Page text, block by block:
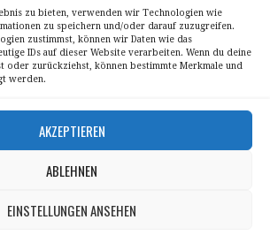
zu bieten, verwenden wir Technologien wie
zu speichern und/oder darauf zuzugreifen.
zustimmst, können wir Daten wie das
IDs auf dieser Website verarbeiten. Wenn du deine
oder zurückziehst, können bestimmte Merkmale und
werden.
AKZEPTIEREN
ABLEHNEN
EINSTELLUNGEN ANSEHEN
dem Urheberrecht von
© 2008 – 2026 by